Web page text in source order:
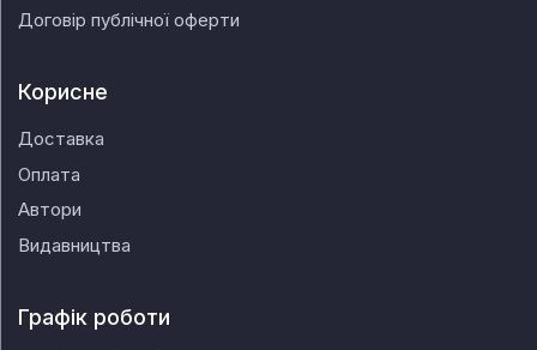
Договір публічної оферти
Корисне
Доставка
Оплата
Автори
Видавництва
Графік роботи